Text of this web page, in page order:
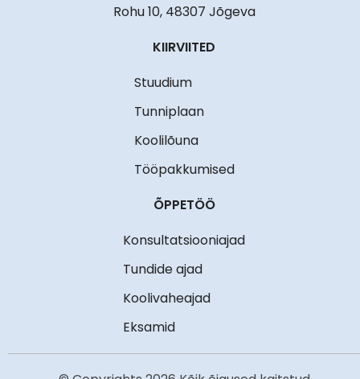
Rohu 10, 48307 Jõgeva
KIIRVIITED
Stuudium
Tunniplaan
Koolilõuna
Tööpakkumised
ÕPPETÖÖ
Konsultatsiooniajad
Tundide ajad
Koolivaheajad
Eksamid